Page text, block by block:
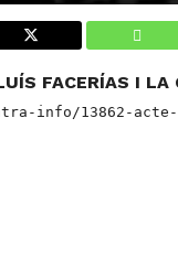
FACERÍAS I
info/13862-